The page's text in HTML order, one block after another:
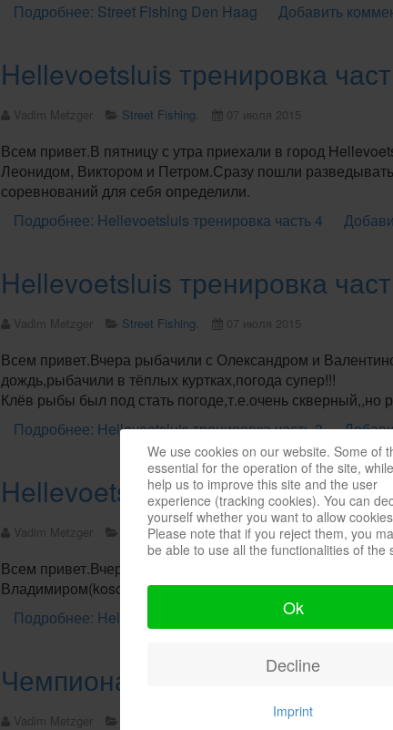
Подробнее: Street Fishing Den Haag
Добавить
Hellevoetsluis тренировка
Vadim Metzger Street Fishing. 07 июля 2015
Всем привет.В пятницу с утра приехали в город
Леонидом, Виктором и Петром.Сразу пошли
соревнований для себя определили.
Подробнее: Hellevoetsluis тренировка часть 4
Hellevoetsluis тренировка
Vadim Metzger Street Fishing. 07 июля 2015
Всем привет.Вчера рыбачили с Олександром и
дождь,рыбачили в тёплых куртках,погода супер!!!
Клёв рыбы был под стать погоде,т.е.очень
Подробнее: Hellevoetsluis тренировка часть 3
Hellevoetsluis тренировка
Vadim Metzger Street Fishing. 03 июля 2015
Всем привет.Вчера рыбачили с Виктором и Валентином
Владимиром(koscha).Обърыбились все.Самый крупный
Подробнее: Hellevoetsluis тренировка часть 2
Чемпионат мира по Street
Vadim Metzger 29 июня 2015
We use cookies on our website. Some of
essential for the operation of the site,
help us to improve this site and the user
experience (tracking cookies). You can
yourself whether you want to allow
Please note that if you reject them, you
be able to use all the functionalities of the
Ok
Decline
Imprint